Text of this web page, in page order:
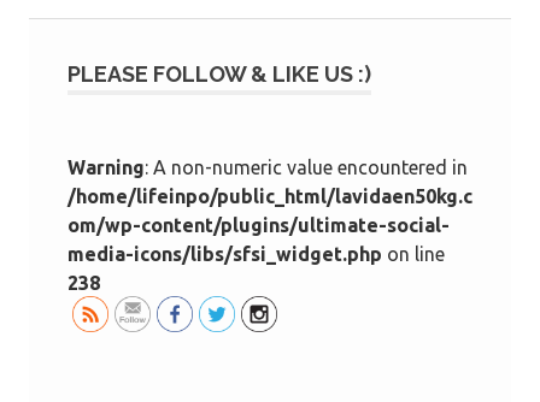
PLEASE FOLLOW & LIKE US :)
Warning: A non-numeric value encountered in
/home/lifeinpo/public_html/lavidaen50kg.c
om/wp-content/plugins/ultimate-social-
media-icons/libs/sfsi_widget.php on line
238